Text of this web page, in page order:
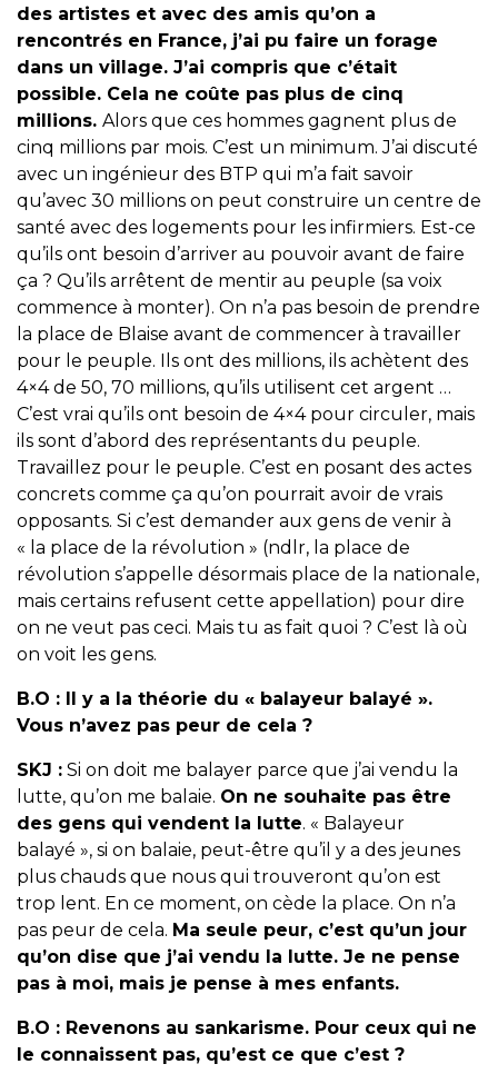
des artistes et avec des amis qu’on a
rencontrés en France, j’ai pu faire un forage
dans un village. J’ai compris que c’était
possible. Cela ne coûte pas plus de cinq
millions. Alors que ces hommes gagnent plus de
cinq millions par mois. C’est un minimum. J’ai discuté
avec un ingénieur des BTP qui m’a fait savoir
qu’avec 30 millions on peut construire un centre de
santé avec des logements pour les infirmiers. Est-ce
qu’ils ont besoin d’arriver au pouvoir avant de faire
ça ? Qu’ils arrêtent de mentir au peuple (sa voix
commence à monter). On n’a pas besoin de prendre
la place de Blaise avant de commencer à travailler
pour le peuple. Ils ont des millions, ils achètent des
4×4 de 50, 70 millions, qu’ils utilisent cet argent …
C’est vrai qu’ils ont besoin de 4×4 pour circuler, mais
ils sont d’abord des représentants du peuple.
Travaillez pour le peuple. C’est en posant des actes
concrets comme ça qu’on pourrait avoir de vrais
opposants. Si c’est demander aux gens de venir à
« la place de la révolution » (ndlr, la place de
révolution s’appelle désormais place de la nationale,
mais certains refusent cette appellation) pour dire
on ne veut pas ceci. Mais tu as fait quoi ? C’est là où
on voit les gens.
B.O : Il y a la théorie du « balayeur balayé ».
Vous n’avez pas peur de cela ?
SKJ : Si on doit me balayer parce que j’ai vendu la
lutte, qu’on me balaie. On ne souhaite pas être
des gens qui vendent la lutte. « Balayeur
balayé », si on balaie, peut-être qu’il y a des jeunes
plus chauds que nous qui trouveront qu’on est
trop lent. En ce moment, on cède la place. On n’a
pas peur de cela. Ma seule peur, c’est qu’un jour
qu’on dise que j’ai vendu la lutte. Je ne pense
pas à moi, mais je pense à mes enfants.
B.O : Revenons au sankarisme. Pour ceux qui ne
le connaissent pas, qu’est ce que c’est ?